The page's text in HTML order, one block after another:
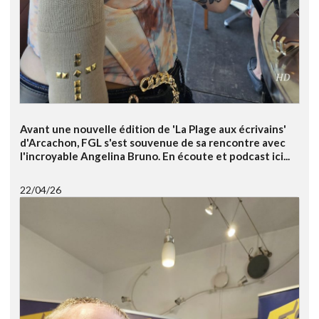
Avant une nouvelle édition de 'La Plage aux écrivains'
d'Arcachon, FGL s'est souvenue de sa rencontre avec
l'incroyable Angelina Bruno. En écoute et podcast ici...
22/04/26